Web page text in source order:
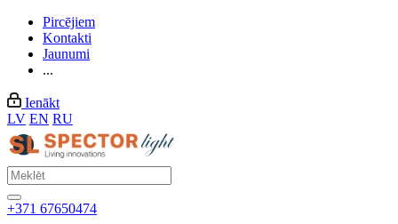
Pircējiem
Kontakti
Jaunumi
...
Ienākt
LV EN RU
+371 67650474